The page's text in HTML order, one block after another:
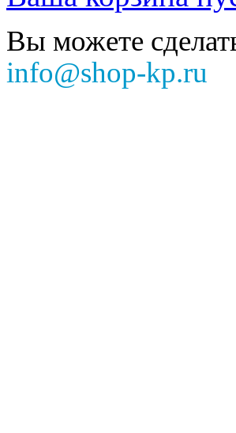
Вы можете
info@shop-kp.ru